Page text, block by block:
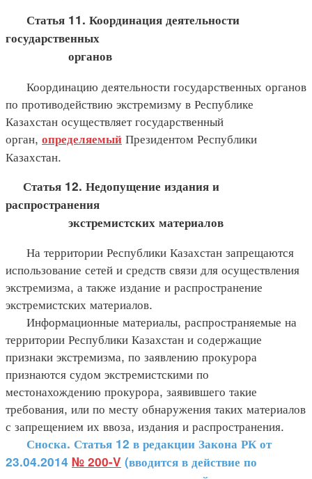
Статья 11. Координация деятельности
государственных
органов
Координацию деятельности государственных органов
по противодействию экстремизму в Республике
Казахстан осуществляет государственный
орган, определяемый Президентом Республики
Казахстан.
Статья 12. Недопущение издания и
распространения
экстремистских материалов
На территории Республики Казахстан запрещаются
использование сетей и средств связи для осуществления
экстремизма, а также издание и распространение
экстремистских материалов.
Информационные материалы, распространяемые на
территории Республики Казахстан и содержащие
признаки экстремизма, по заявлению прокурора
признаются судом экстремистскими по
местонахождению прокурора, заявившего такие
требования, или по месту обнаружения таких материалов
с запрещением их ввоза, издания и распространения.
Сноска. Статья 12 в редакции Закона РК от
23.04.2014 № 200-V (вводится в действие по